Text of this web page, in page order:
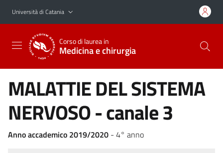
Vai al contenuto principale
Vai al menu di navigazione
Università di Catania
Corso di laurea in
Medicina e chirurgia
MALATTIE DEL SISTEMA
NERVOSO - canale 3
Anno accademico 2019/2020 - 4° anno